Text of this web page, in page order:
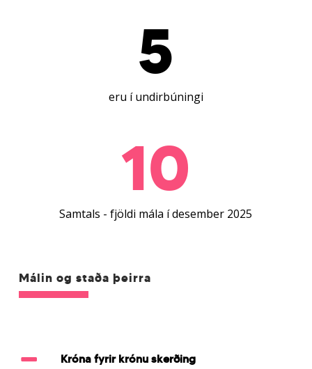
5
eru í undirbúningi
10
Samtals - fjöldi mála í desember 2025
Málin og staða þeirra
Króna fyrir krónu skerðing